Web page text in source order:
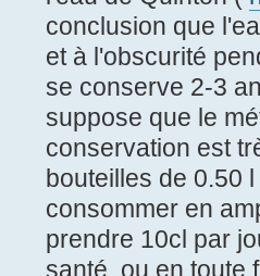
conclusion que
et à l'obscurité
se conserve 2-3
suppose que le
conservation est
bouteilles de 0.50
consommer en
prendre 10cl par
santé, ou en toute